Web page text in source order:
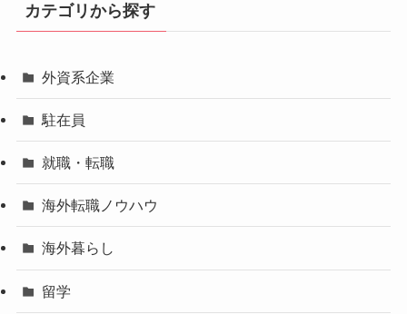
カテゴリから探す
外資系企業
駐在員
就職・転職
海外転職ノウハウ
海外暮らし
留学